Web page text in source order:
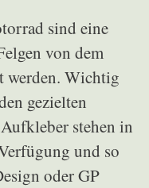
sind eine
von dem
werden. Wichtig
gezielten
stehen in
und so
oder GP